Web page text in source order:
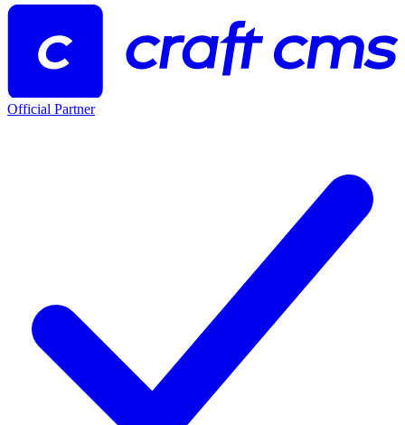
Official Partner